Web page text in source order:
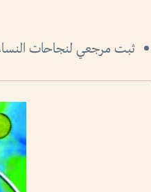
ثبت مرجعي لنجاحات